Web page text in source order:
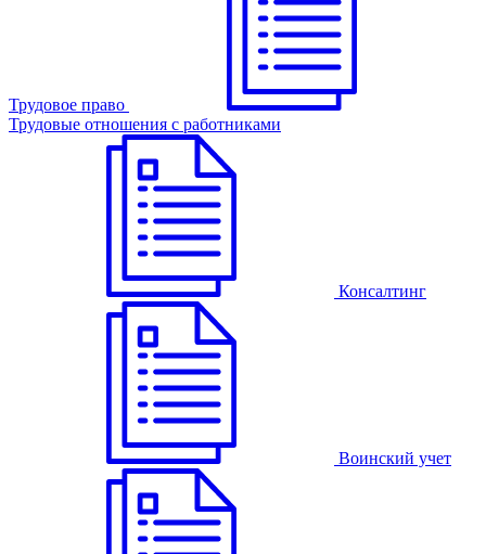
Трудовое право
Трудовые отношения с работниками
Консалтинг
Воинский учет